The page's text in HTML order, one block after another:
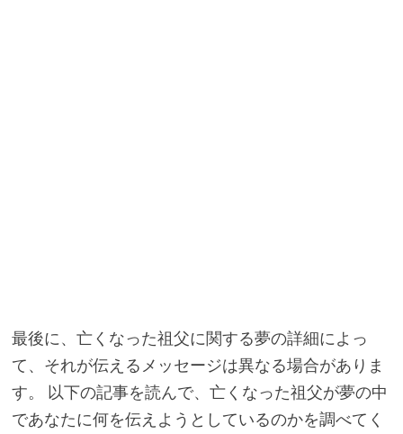
最後に、亡くなった祖父に関する夢の詳細によっ
て、それが伝えるメッセージは異なる場合がありま
す。 以下の記事を読んで、亡くなった祖父が夢の中
であなたに何を伝えようとしているのかを調べてく